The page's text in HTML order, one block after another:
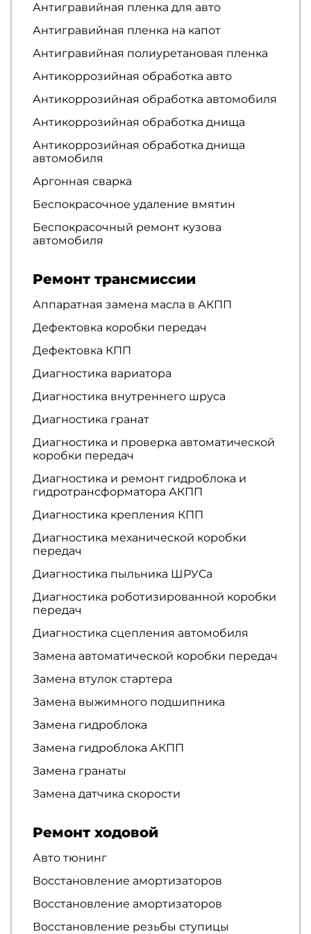
Антигравийная пленка для авто
Антигравийная пленка на капот
Антигравийная полиуретановая пленка
Антикоррозийная обработка авто
Антикоррозийная обработка автомобиля
Антикоррозийная обработка днища
Антикоррозийная обработка днища
автомобиля
Аргонная сварка
Беспокрасочное удаление вмятин
Беспокрасочный ремонт кузова
автомобиля
Ремонт трансмиссии
Аппаратная замена масла в АКПП
Дефектовка коробки передач
Дефектовка КПП
Диагностика вариатора
Диагностика внутреннего шруса
Диагностика гранат
Диагностика и проверка автоматической
коробки передач
Диагностика и ремонт гидроблока и
гидротрансформатора АКПП
Диагностика крепления КПП
Диагностика механической коробки
передач
Диагностика пыльника ШРУСа
Диагностика роботизированной коробки
передач
Диагностика сцепления автомобиля
Замена автоматической коробки передач
Замена втулок стартера
Замена выжимного подшипника
Замена гидроблока
Замена гидроблока АКПП
Замена гранаты
Замена датчика скорости
Ремонт ходовой
Авто тюнинг
Восстановление амортизаторов
Восстановление амортизаторов
Восстановление резьбы ступицы